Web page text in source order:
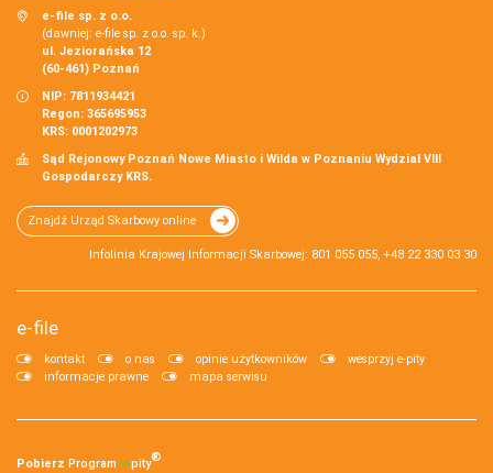
e-file sp. z o.o.
(dawniej: e-file sp. z o.o. sp. k.)
ul. Jeziorańska 12
(60-461) Poznań
NIP: 7811934421
Regon: 365695953
KRS: 0001202973
Sąd Rejonowy Poznań Nowe Miasto i Wilda w Poznaniu Wydział VIII
Gospodarczy KRS.
Znajdź Urząd Skarbowy online
Infolinia Krajowej Informacji Skarbowej: 801 055 055, +48 22 330 03 30
e-file
kontakt o nas opinie użytkowników
wesprzyj e-pity
informacje prawne
mapa serwisu
Pobierz Program e‑pity®